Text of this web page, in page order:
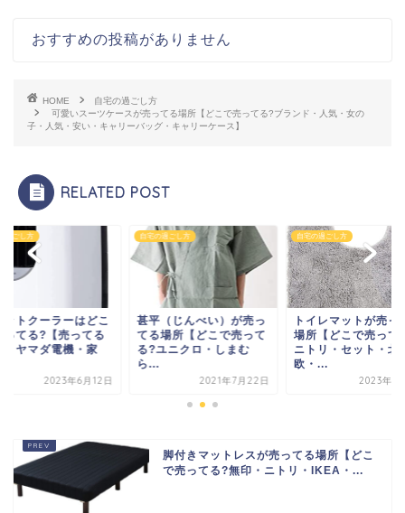
おすすめの投稿がありません
HOME
自宅の過ごし方
可愛いスーツケースが売ってる場所【どこで売ってる?ブランド・人気・女の
子・人気・安い・キャリーバッグ・キャリーケース】
RELATED POST
過ごし方
ットクーラーはどこ
ってる?【売ってる
・ヤマダ電機・家
2023年6月12日
自宅の過ごし方
甚平（じんべい）が売っ
てる場所【どこで売って
る?ユニクロ・しまむ
ら...
2021年7月22日
自宅の過ごし方
トイレマットが売っ
場所【どこで売って
ニトリ・セット・北
欧・...
2023年1
脚付きマットレスが売ってる場所【どこ
で売ってる?無印・ニトリ・IKEA・...